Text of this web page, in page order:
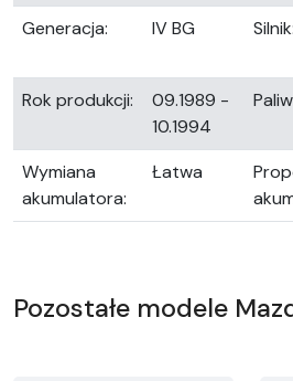
Generacja:
IV BG Silnik:
Rok produkcji:
09.1989 -
10.1994
Wymiana
akumulatora:
Łatwa
Pozostałe modele